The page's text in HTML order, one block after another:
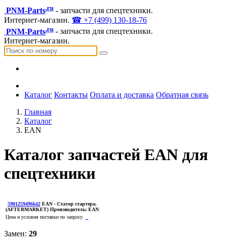
PNM-Parts.ru - запчасти для спецтехники.
Интернет-магазин. ☎ +7 (499) 130-18-76
PNM-Parts.ru - запчасти для спецтехники.
Интернет-магазин.
Каталог Контакты Оплата и доставка Обратная связь
Главная
Каталог
EAN
Каталог запчастей EAN для
спецтехники
5901259496642 EAN - Статор стартера.
(AFTERMARKET) Производитель: EAN
Цена и условия поставки по запросу.
Замен: 29